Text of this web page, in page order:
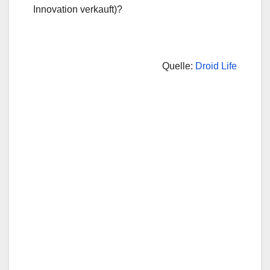
Innovation verkauft)?
Quelle: Droid Life